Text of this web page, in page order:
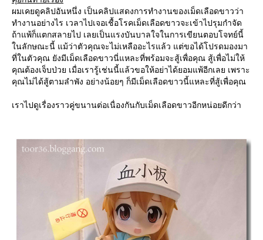
ผมเคยดูคลิปอันหนึ่ง เป็นคลิปแสดงการทำงานของเม็ดเลือดขาวว่า
ทำงานอย่างไร เวลาไปเจอเชื้อโรคเม็ดเลือดขาวจะเข้าไปรุมกำจัด
ถ้าแพ้ก็แตกสลายไป เลยเป็นแรงบันบาลใจในการเขียนตอบโจทย์นี้
นลักษณะนี้ แม้ว่าตัวคุณจะไม่เหลืออะไรแล้ว แต่ขอได้โปรดมองมา
ที่ในตัวคุณ ยังมีเม็ดเลือดขาวนี่แหละที่พร้อมจะสู้เพื่อคุณ สู้เพื่อไม่ให้
คุณต้องเจ็บป่วย เมื่อเรารู้เช่นนี้แล้วขอให้อย่าได้ยอมแพ้อีกเลย เพราะ
คุณไม่ได้สู้ตามลำพัง อย่างน้อยๆ ก็มีเม็ดเลือดขาวนี้แหละที่สู้เพื่อคุณ
เราไปดูเรื่องราวคู่ขนานต่อเนื่องกันกับเม็ดเลือดขาวอีกหน่อยดีกว่า